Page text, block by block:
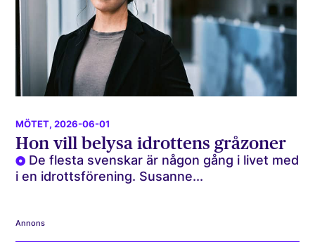
MÖTET, 2026-06-01
Hon vill belysa idrottens gråzoner
De flesta svenskar är någon gång i livet med
i en idrottsförening. Susanne...
Annons